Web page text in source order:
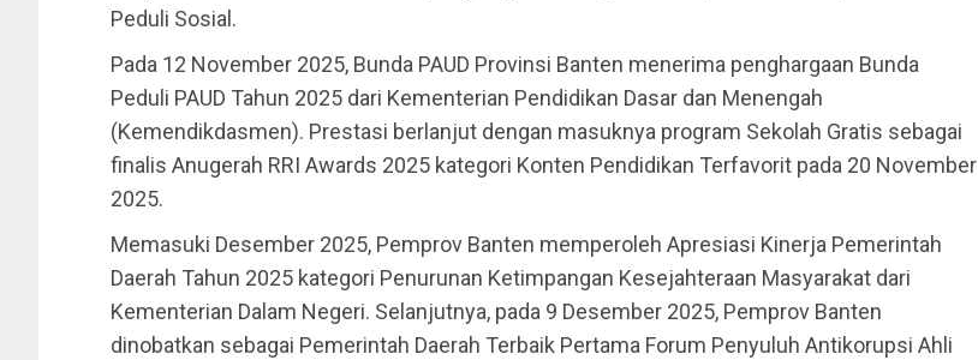
Peduli Sosial.
Pada 12 November 2025, Bunda PAUD Provinsi Banten menerima penghargaan Bunda
Peduli PAUD Tahun 2025 dari Kementerian Pendidikan Dasar dan Menengah
(Kemendikdasmen). Prestasi berlanjut dengan masuknya program Sekolah Gratis sebagai
finalis Anugerah RRI Awards 2025 kategori Konten Pendidikan Terfavorit pada 20 November
2025.
Memasuki Desember 2025, Pemprov Banten memperoleh Apresiasi Kinerja Pemerintah
Daerah Tahun 2025 kategori Penurunan Ketimpangan Kesejahteraan Masyarakat dari
Kementerian Dalam Negeri. Selanjutnya, pada 9 Desember 2025, Pemprov Banten
dinobatkan sebagai Pemerintah Daerah Terbaik Pertama Forum Penyuluh Antikorupsi Ahli